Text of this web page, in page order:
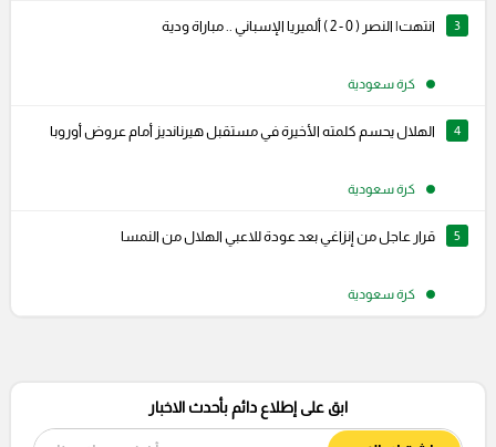
3 انتهت| النصر ( 0 - 2 ) ألميريا الإسباني .. مباراة ودية
كرة سعودية
4 الهلال يحسم كلمته الأخيرة في مستقبل هيرنانديز أمام عروض أوروبا
كرة سعودية
5 قرار عاجل من إنزاغي بعد عودة للاعبي الهلال من النمسا
كرة سعودية
ابق على إطلاع دائم بأحدث الاخبار